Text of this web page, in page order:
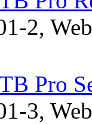
2,
Pro
3,